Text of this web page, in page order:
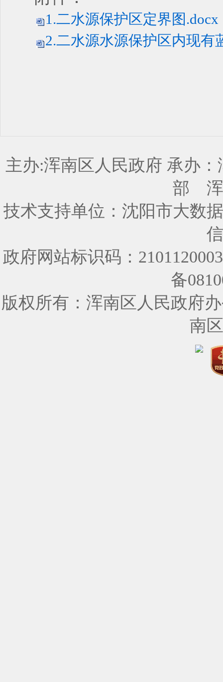
1.二水源保护区定界图.docx
2.二水源水源保护区内现有
主办:浑南区人民政府 承办
部
技术支持单位：沈阳市大数
政府网站标识码：
备
版权所有：浑南区人民政府
南